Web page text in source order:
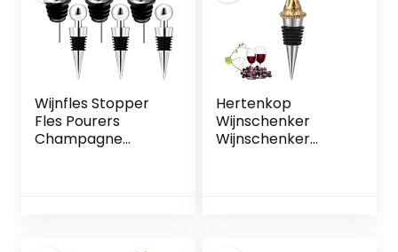
Wijnfles Stopper
Fles Pourers
Champagne
Hertenkop
Wijnschenker
Wijnschenker